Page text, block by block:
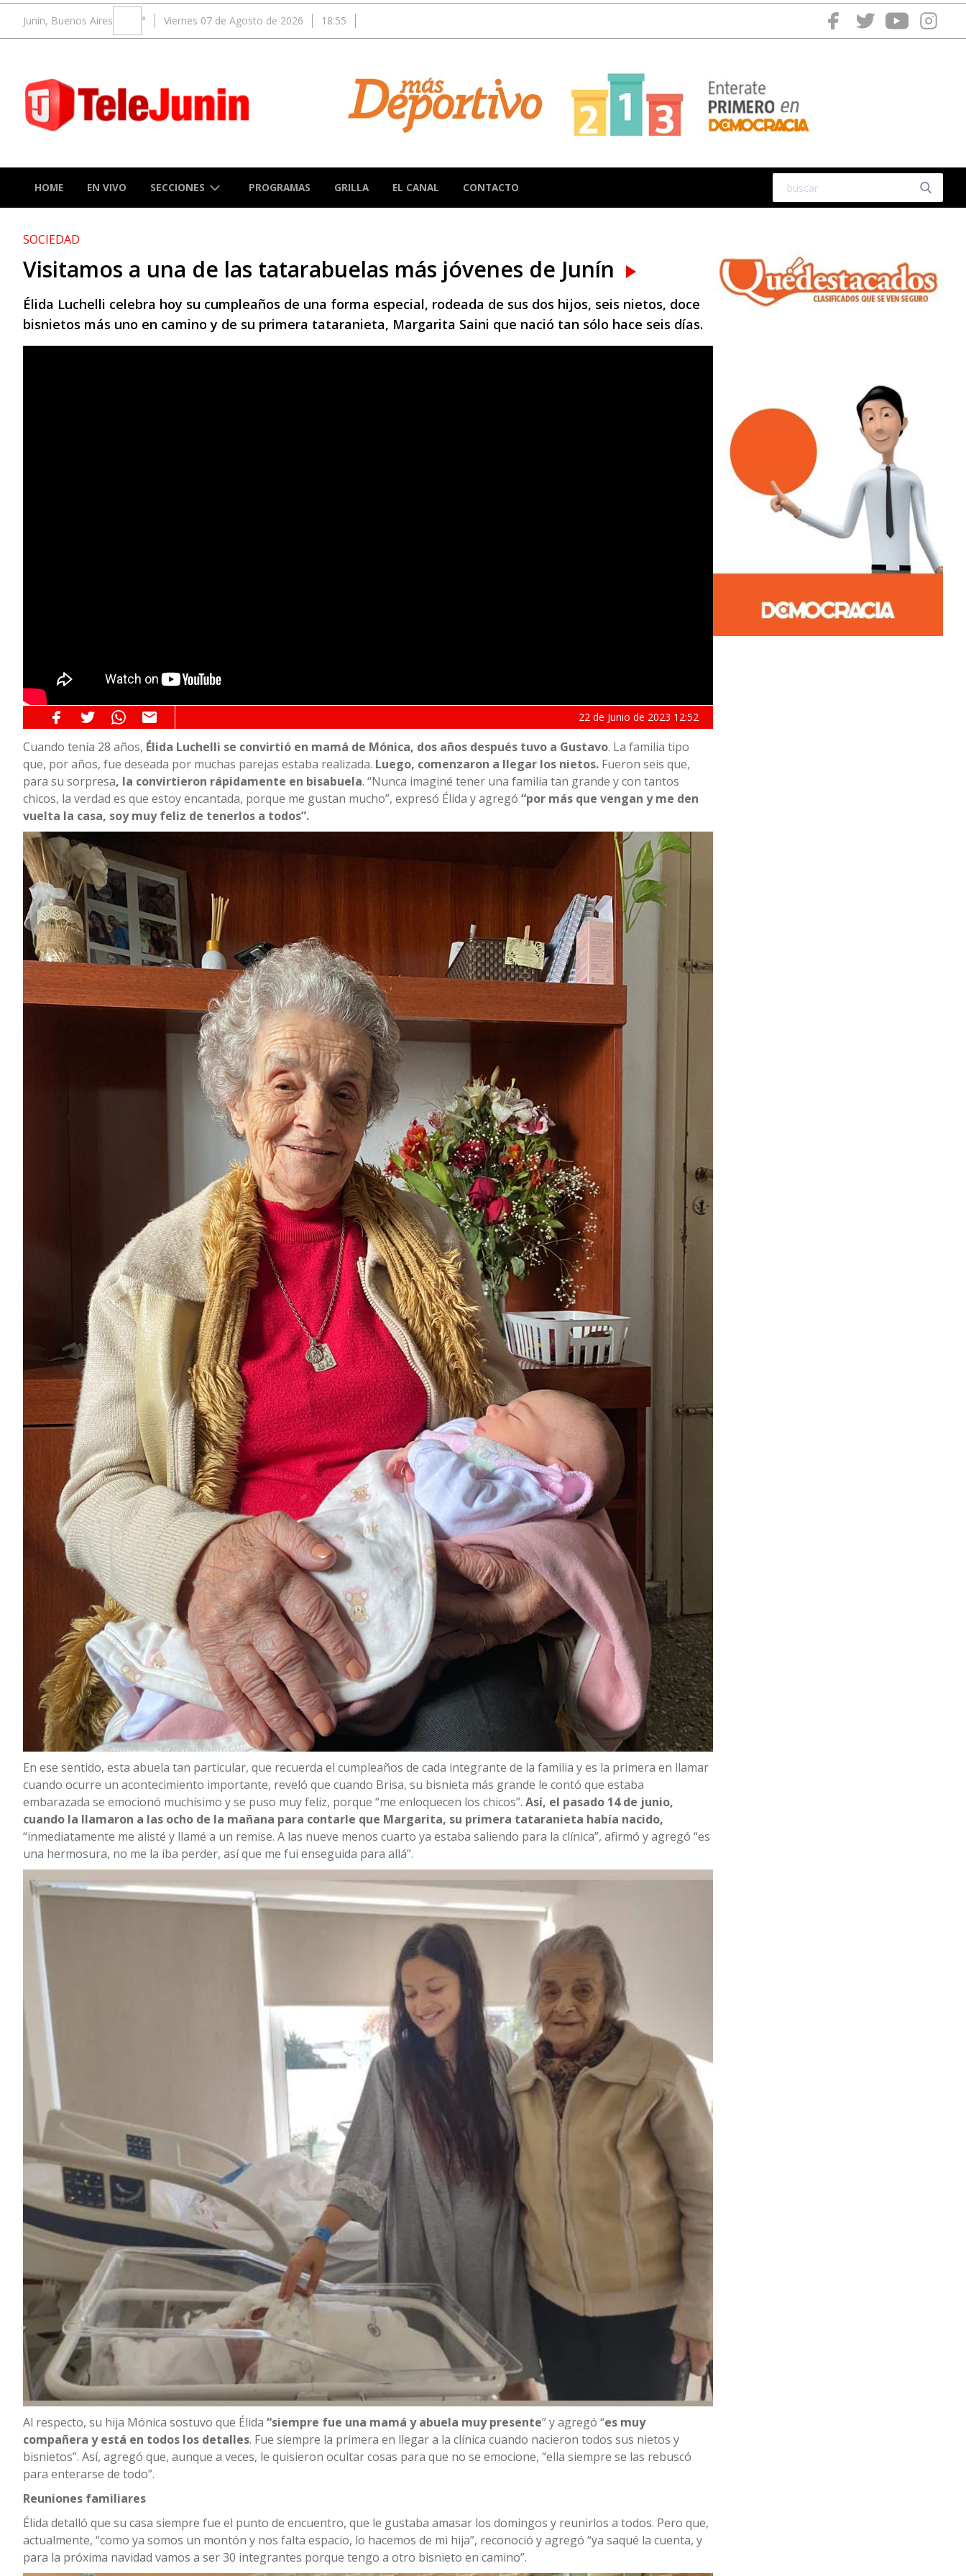
Junin, Buenos Aires ° Viernes 07 de Agosto de 2026 18:55
HOME EN VIVO SECCIONES PROGRAMAS GRILLA EL CANAL CONTACTO
SOCIEDAD
Visitamos a una de las tatarabuelas más jóvenes de Junín
Élida Luchelli celebra hoy su cumpleaños de una forma especial, rodeada de sus dos hijos, seis nietos, doce
bisnietos más uno en camino y de su primera tataranieta, Margarita Saini que nació tan sólo hace seis días.
22 de Junio de 2023 12:52
Cuando tenía 28 años, Élida Luchelli se convirtió en mamá de Mónica, dos años después tuvo a Gustavo. La familia tipo
que, por años, fue deseada por muchas parejas estaba realizada. Luego, comenzaron a llegar los nietos. Fueron seis que,
para su sorpresa, la convirtieron rápidamente en bisabuela. “Nunca imaginé tener una familia tan grande y con tantos
chicos, la verdad es que estoy encantada, porque me gustan mucho”, expresó Élida y agregó “por más que vengan y me den
vuelta la casa, soy muy feliz de tenerlos a todos”.
En ese sentido, esta abuela tan particular, que recuerda el cumpleaños de cada integrante de la familia y es la primera en llamar
cuando ocurre un acontecimiento importante, reveló que cuando Brisa, su bisnieta más grande le contó que estaba
embarazada se emocionó muchísimo y se puso muy feliz, porque “me enloquecen los chicos”. Así, el pasado 14 de junio,
cuando la llamaron a las ocho de la mañana para contarle que Margarita, su primera tataranieta había nacido,
“inmediatamente me alisté y llamé a un remise. A las nueve menos cuarto ya estaba saliendo para la clínica”, afirmó y agregó “es
una hermosura, no me la iba perder, así que me fui enseguida para allá”.
Al respecto, su hija Mónica sostuvo que Élida “siempre fue una mamá y abuela muy presente” y agregó “es muy
compañera y está en todos los detalles. Fue siempre la primera en llegar a la clínica cuando nacieron todos sus nietos y
bisnietos”. Así, agregó que, aunque a veces, le quisieron ocultar cosas para que no se emocione, “ella siempre se las rebuscó
para enterarse de todo”.
Reuniones familiares
Élida detalló que su casa siempre fue el punto de encuentro, que le gustaba amasar los domingos y reunirlos a todos. Pero que,
actualmente, “como ya somos un montón y nos falta espacio, lo hacemos de mi hija”, reconoció y agregó “ya saqué la cuenta, y
para la próxima navidad vamos a ser 30 integrantes porque tengo a otro bisnieto en camino”.